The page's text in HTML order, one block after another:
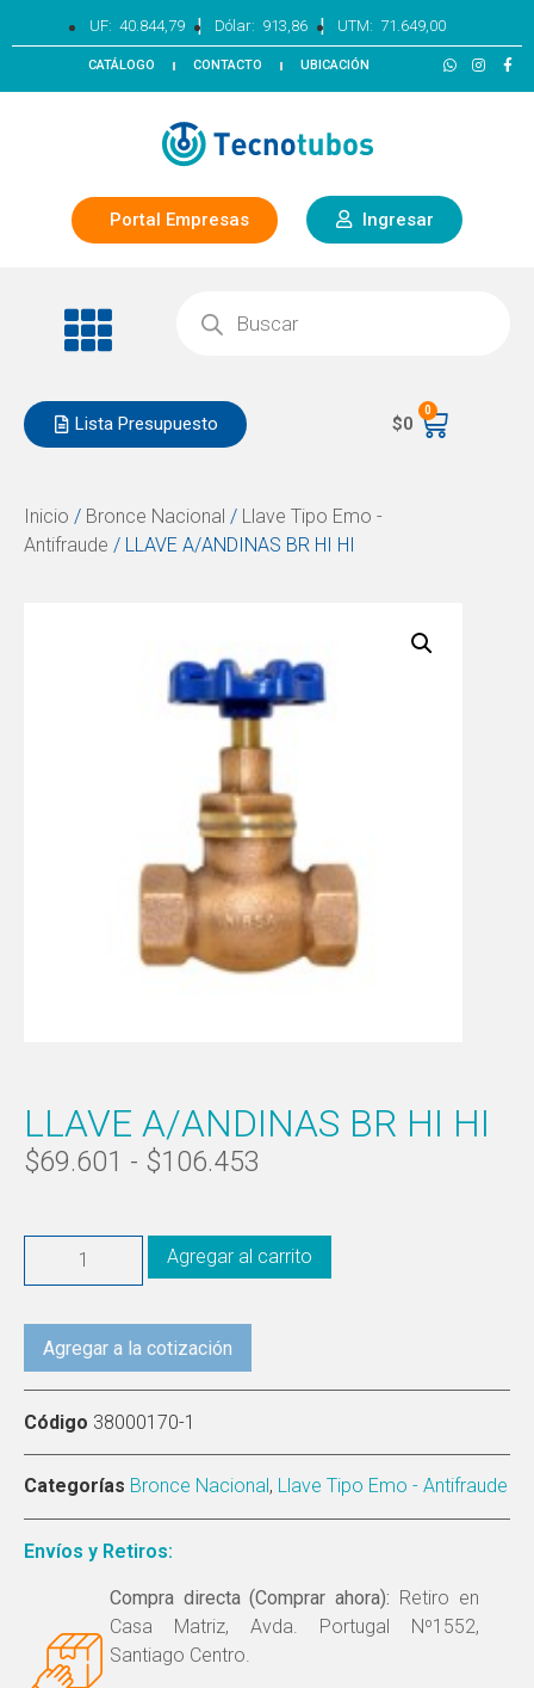
UF: 40.844,79 | Dólar: 913,86 | UTM: 71.649,00
CATÁLOGO CONTACTO UBICACIÓN
Portal Empresas Ingresar
Lista Presupuesto $0
0
Inicio / Bronce Nacional / Llave Tipo Emo -
Antifraude / LLAVE A/ANDINAS BR HI HI
LLAVE A/ANDINAS BR HI HI
$69.601 - $106.453
Agregar al carrito
Agregar a la cotización
Código 38000170-1
Categorías Bronce Nacional , Llave Tipo Emo - Antifraude
Envíos y Retiros:
Compra directa (Comprar ahora): Retiro en
Casa Matriz, Avda. Portugal Nº1552,
Santiago Centro.